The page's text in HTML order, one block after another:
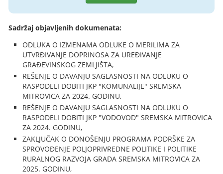
Sadržaj objavljenih dokumenata:
ODLUKA O IZMENAMA ODLUKE O MERILIMA ZA
UTVRĐIVANJE DOPRINOSA ZA UREĐIVANJE
GRAĐEVINSKOG ZEMLJIŠTA,
REŠENJE O DAVANJU SAGLASNOSTI NA ODLUKU O
RASPODELI DOBITI JKP "KOMUNALIJE" SREMSKA
MITROVICA ZA 2024. GODINU,
REŠENJE O DAVANJU SAGLASNOSTI NA ODLUKU O
RASPODELI DOBITI JKP "VODOVOD" SREMSKA MITROVICA
ZA 2024. GODINU,
ZAKLJUČAK O DONOŠENJU PROGRAMA PODRŠKE ZA
SPROVOĐENJE POLJOPRIVREDNE POLITIKE I POLITIKE
RURALNOG RAZVOJA GRADA SREMSKA MITROVICA ZA
2025. GODINU,